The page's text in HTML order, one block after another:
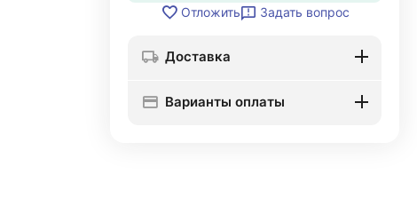
Отложить Задать вопрос
Доставка
Варианты оплаты